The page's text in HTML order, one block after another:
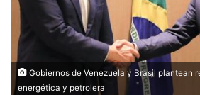
Gobiernos de Venezuela y Brasil plantean
energética y petrolera